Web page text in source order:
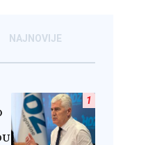
NAJNOVIJE
1